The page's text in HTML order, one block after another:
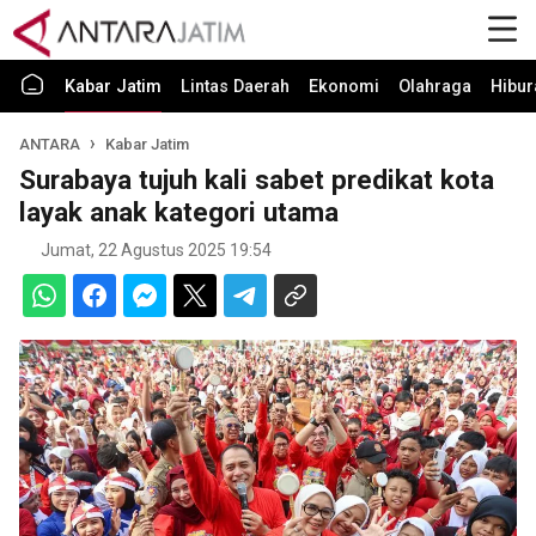
Kabar Jatim Lintas Daerah Ekonomi Olahraga
ANTARA Kabar Jatim
Surabaya tujuh kali sabet predikat kota
layak anak kategori utama
Jumat, 22 Agustus 2025 19:54